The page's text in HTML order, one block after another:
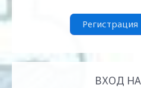
Регистрация
ВХОД